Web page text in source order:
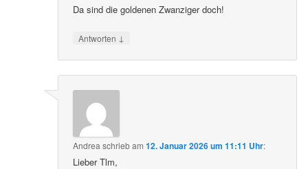
Da sind die goldenen Zwanziger doch!
Antworten ↓
Andrea schriebam12. Januar 2026 um 11:11 Uhr:
Lieber Tlm,